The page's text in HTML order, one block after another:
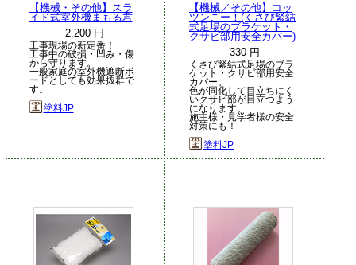
【機械・その他】スラ
イド式室外機まもる君
2,200 円
工事現場の新定番！
工事中の破損・凹み・傷
から守ります。
一般家庭の室外機遮断ボ
ードとしても効果抜群で
す。
塗料JP
【機械／その他】コッ
ツンこー！(くさび緊結
式足場のブラケット・
クサビ部用安全カバー)
330 円
くさび緊結式足場のブラ
ケット・クサビ部用安全
カバー。
色が同化して目立ちにく
いクサビ部が目立つよう
になります。
施主様・見学者様の安全
対策にも！
塗料JP